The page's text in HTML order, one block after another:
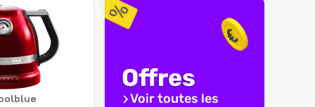
Offres
Voir toutes les